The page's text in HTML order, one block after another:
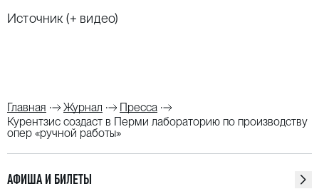
Источник (+ видео)
Главная Журнал
Пресса
Курентзис создаст в Перми лабораторию по производству
опер «ручной работы»
АФИША И БИЛЕТЫ